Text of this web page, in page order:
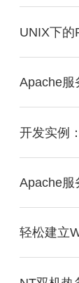
UNIX下的
Apache服
开发实例
Apache服
轻松建立